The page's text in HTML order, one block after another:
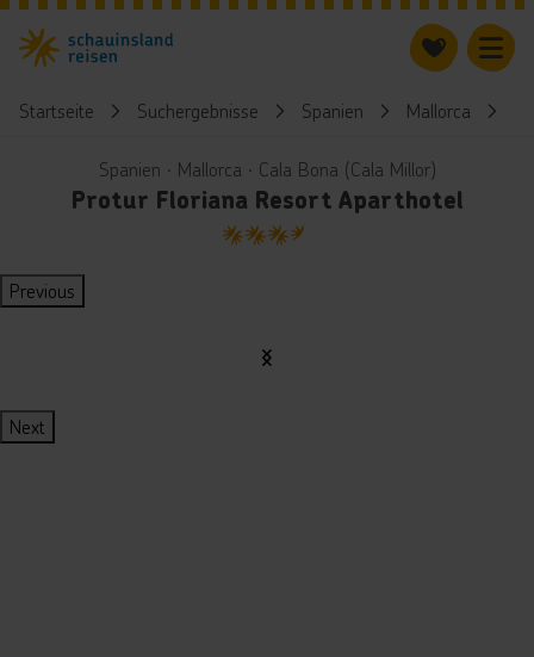
Startseite Suchergebnisse Spanien Mallorca
Spanien ∙ Mallorca ∙ Cala Bona (Cala Millor)
Protur Floriana Resort Aparthotel
3.5
Previous
Next